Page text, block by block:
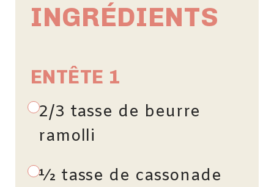
INGRÉDIENTS
ENTÊTE 1
2/3 tasse de beurre
ramolli
½ tasse de cassonade